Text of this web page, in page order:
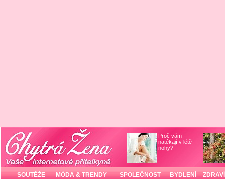
Proč vám
natékají v létě
nohy?
SOUTĚŽE MÓDA & TRENDY SPOLEČNOST BYDLENÍ ZDRAVÍ